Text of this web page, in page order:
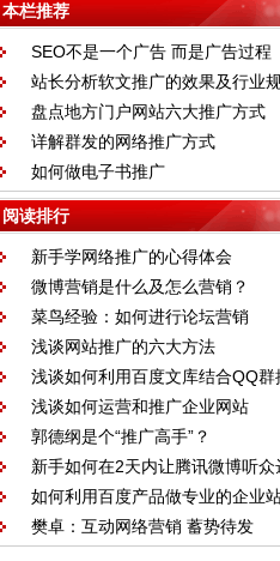
本栏推荐
SEO不是一个广告 而是广告过程
站长分析软文推广的效果及行业
盘点地方门户网站六大推广方式
详解群发的网络推广方式
如何做电子书推广
阅读排行
新手学网络推广的心得体会
微博营销是什么及怎么营销？
菜鸟经验：如何进行论坛营销
浅谈网站推广的六大方法
浅谈如何利用百度文库结合QQ群
浅谈如何运营和推广企业网站
郭德纲是个“推广高手”？
新手如何在2天内让腾讯微博听众
1000
如何利用百度产品做专业的企业
樊卓：互动网络营销 蓄势待发